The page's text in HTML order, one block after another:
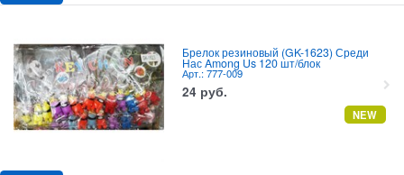
Брелок резиновый (GK-1623) Среди
Нас Among Us 120 шт/блок
Арт.: 777-009
24 руб.
NEW